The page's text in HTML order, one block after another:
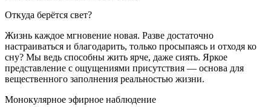
Откуда берётся свет?
Жизнь каждое мгновение новая. Разве достаточно
настраиваться и благодарить, только просыпаясь и отходя ко
сну? Мы ведь способны жить ярче, даже сиять. Яркое
представление с ощущениями присутствия — основа для
вещественного заполнения реальностью жизни.
Монокулярное эфирное наблюдение